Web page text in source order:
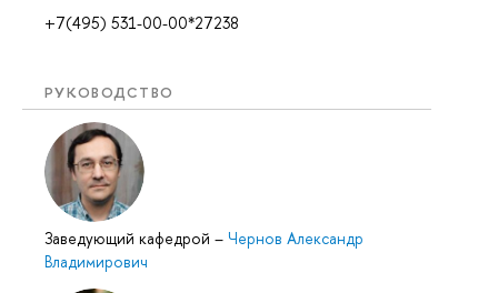
+7(495) 531-00-00*27238
РУКОВОДСТВО
Заведующий кафедрой – Чернов Александр
Владимирович